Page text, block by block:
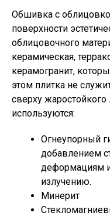
Обшивка с
поверхности
облицовочного
керамическая,
керамогранит,
этом плитка не
сверху жаростойкого
используются:
Огнеупорный
добавлением
деформациям
излучению.
Минерит